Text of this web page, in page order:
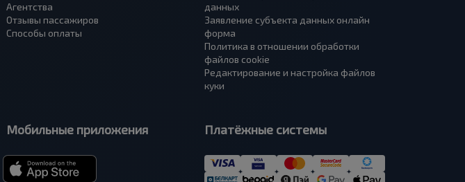
Агентства
Отзывы пассажиров
Способы оплаты
данных
Заявление субъекта данных онлайн
форма
Политика в отношении обработки
файлов cookie
Редактирование и настройка файлов
куки
Мобильные приложения Платёжные системы